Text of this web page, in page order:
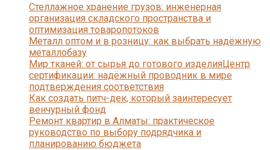
Стеллажное хранение грузов: инженерная
организация складского пространства и
оптимизация товаропотоков
Металл оптом и в розницу: как выбрать надёжную
металлобазу
Мир тканей: от сырья до готового изделияЦентр
сертификации: надёжный проводник в мире
подтверждения соответствия
Как создать питч-дек, который заинтересует
венчурный фонд
Ремонт квартир в Алматы: практическое
руководство по выбору подрядчика и
планированию бюджета